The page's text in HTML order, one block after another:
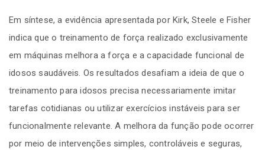
Em síntese, a evidência apresentada por Kirk, Steele e Fisher
indica que o treinamento de força realizado exclusivamente
em máquinas melhora a força e a capacidade funcional de
idosos saudáveis. Os resultados desafiam a ideia de que o
treinamento para idosos precisa necessariamente imitar
tarefas cotidianas ou utilizar exercícios instáveis para ser
funcionalmente relevante. A melhora da função pode ocorrer
por meio de intervenções simples, controláveis e seguras,